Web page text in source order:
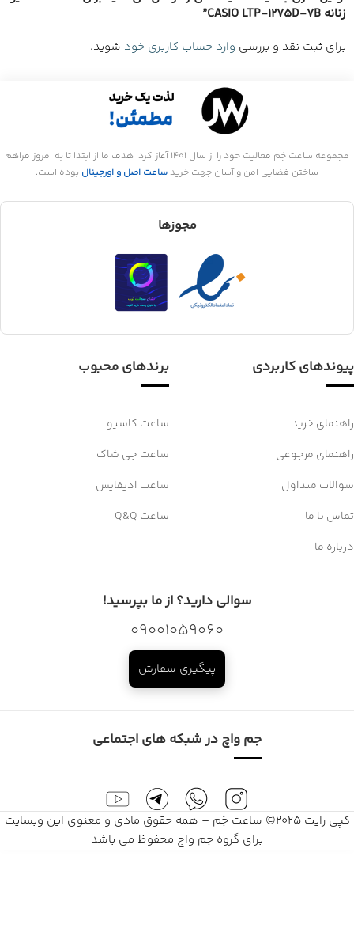
زنانه CASIO LTP-1275D-7B”
برای ثبت نقد و بررسی وارد حساب کاربری خود شوید.
مجموعه ساعت جَم فعالیت خود را از سال 1401 آغاز کرد. هدف ما از ابتدا تا به امروز فراهم
ساختن فضایی امن و آسان جهت خرید ساعت اصل و اورجینال بوده است.
مجوزها
پیوندهای کاربردی
راهنمای خرید
راهنمای مرجوعی
سوالات متداول
تماس با ما
درباره ما
برندهای محبوب
ساعت کاسیو
ساعت جی شاک
ساعت ادیفایس
ساعت Q&Q
سوالی دارید؟ از ما بپرسید!
09001059060
پیگیری سفارش
جم واچ در شبکه های اجتماعی
کپی رایت 2025© ساعت جَم – همه حقوق مادی و معنوی این وبسایت
برای گروه جم واچ محفوظ می باشد